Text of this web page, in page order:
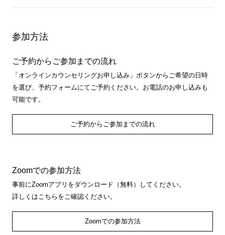
参加方法
ご予約からご参加までの流れ
「オンラインカウンセリングお申し込み」ボタンからご希望の日時
を選び、予約フォームにてご予約ください。お電話のお申し込みも
可能です。
ご予約からご参加までの流れ
Zoomでの参加方法
事前にZoomアプリをダウンロード（無料）してください。
詳しくはこちらをご確認ください。
Zoomでの参加方法